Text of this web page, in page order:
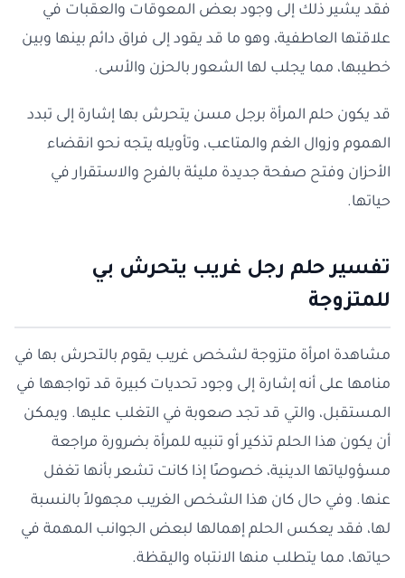
فقد يشير ذلك إلى وجود بعض المعوقات والعقبات في
علاقتها العاطفية، وهو ما قد يقود إلى فراق دائم بينها وبين
خطيبها، مما يجلب لها الشعور بالحزن والأسى.
قد يكون حلم المرأة برجل مسن يتحرش بها إشارة إلى تبدد
الهموم وزوال الغم والمتاعب، وتأويله يتجه نحو انقضاء
الأحزان وفتح صفحة جديدة مليئة بالفرح والاستقرار في
حياتها.
تفسير حلم رجل غريب يتحرش بي
للمتزوجة
مشاهدة امرأة متزوجة لشخص غريب يقوم بالتحرش بها في
منامها على أنه إشارة إلى وجود تحديات كبيرة قد تواجهها في
المستقبل، والتي قد تجد صعوبة في التغلب عليها. ويمكن
أن يكون هذا الحلم تذكير أو تنبيه للمرأة بضرورة مراجعة
مسؤولياتها الدينية، خصوصًا إذا كانت تشعر بأنها تغفل
عنها. وفي حال كان هذا الشخص الغريب مجهولاً بالنسبة
لها، فقد يعكس الحلم إهمالها لبعض الجوانب المهمة في
حياتها، مما يتطلب منها الانتباه واليقظة.